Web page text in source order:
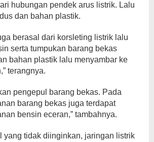
hubungan pendek arus listrik. Lalu
dan bahan plastik.
berasal dari korsleting listrik lalu
serta tumpukan barang bekas
bahan plastik lalu menyambar ke
terangnya.
pengepul barang bekas. Pada
barang bekas juga terdapat
bensin eceran,” tambahnya.
yang tidak diinginkan, jaringan listrik